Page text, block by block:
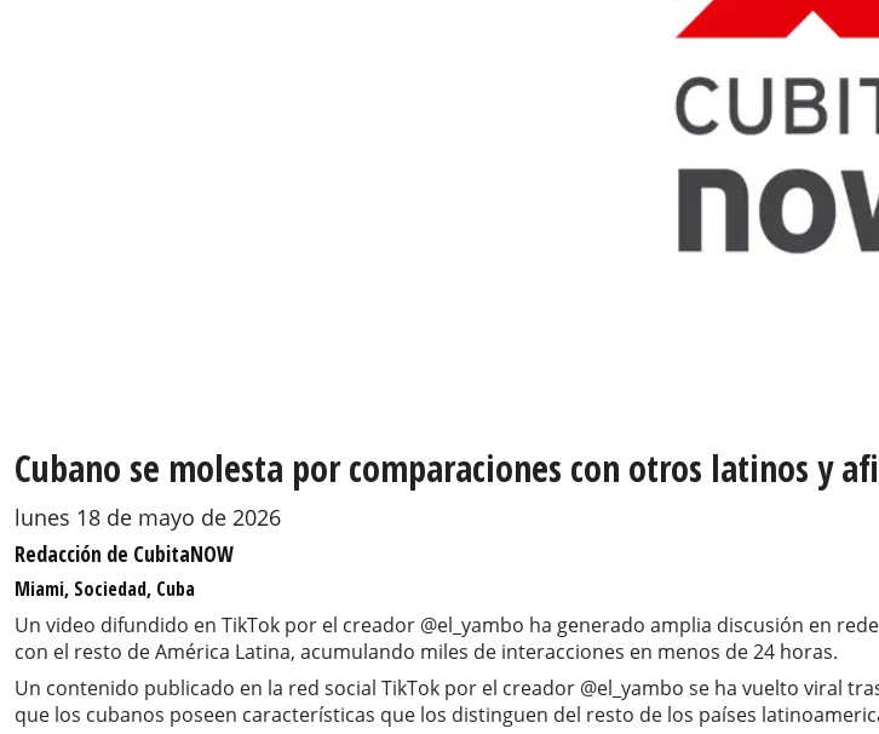
Cubano se molesta por comparaciones con otros latinos y
lunes 18 de mayo de 2026
Redacción de CubitaNOW
Miami, Sociedad, Cuba
Un video difundido en TikTok por el creador @el_yambo ha generado amplia discusión en
con el resto de América Latina, acumulando miles de interacciones en menos de 24 horas.
Un contenido publicado en la red social TikTok por el creador @el_yambo se ha vuelto viral
que los cubanos poseen características que los distinguen del resto de los países